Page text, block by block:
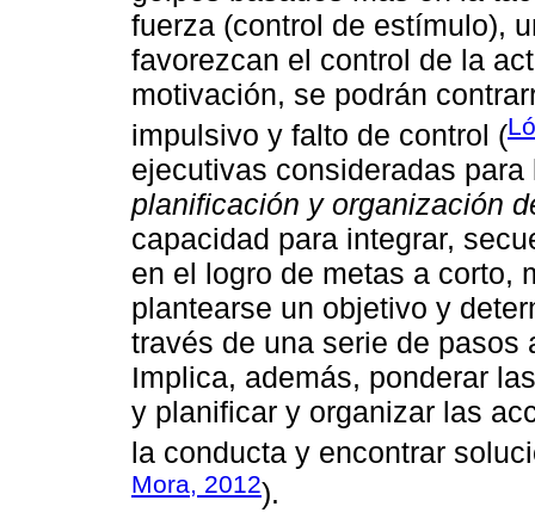
fuerza (control de estímulo),
favorezcan el control de la
motivación, se podrán
impulsivo y falto de control (
ejecutivas consideradas
planificación y organización
capacidad para integrar,
en el logro de metas a corto,
plantearse un objetivo y
través de una serie de
Implica, además, ponderar
y planificar y organizar las
la conducta y encontrar
Mora, 2012).